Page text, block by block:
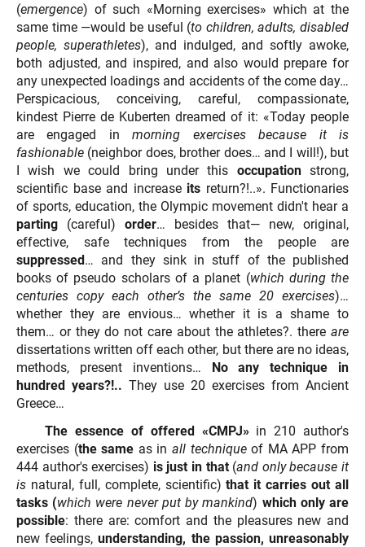
(emergence) of such «Morning exercises» which at the
same time —would be useful (to children, adults, disabled
people, superathletes), and indulged, and softly awoke,
both adjusted, and inspired, and also would prepare for
any unexpected loadings and accidents of the come day…
Perspicacious, conceiving, careful, compassionate,
kindest Pierre de Kuberten dreamed of it: «Today people
are engaged inmorning exercises
because it is
fashionable (neighbor does, brother does… and I will!), but
I wish we could bring under this occupationstrong,
scientific base and increase its return?!..». Functionaries
of sports, education, the Olympic movement didn't hear a
parting (careful) order… besides that— new, original,
effective, safe techniques from the people are
suppressed… and they sink in stuff of the published
books of pseudo scholars of a planet (which during the
centuries copy each other’s the same 20 exercises)…
whether they are envious… whether it is a shame to
them… or they do not care about the athletes?. there are
dissertations written off each other, but there are no ideas,
methods, present inventions… No any technique in
hundred years?!.. They use 20 exercises from Ancient
Greece…
The essence of offered «CMPJ»in 210 author's
exercises (the same as inall techniqueof MA APP from
444 author's exercises) is just in that(and only because it
is natural, full, complete, scientific)that it carries out all
tasks (which were never put by mankind) which only are
possible: there are: comfort and the pleasures new and
new feelings,understanding, the passion, unreasonably